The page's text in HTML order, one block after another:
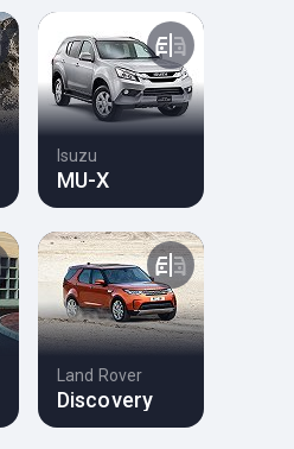
Isuzu
MU-X
Land Rover
Discovery